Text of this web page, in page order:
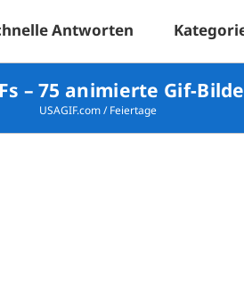
Antworten
– 75 animierte Gif-
USAGIF.com/Feiertage